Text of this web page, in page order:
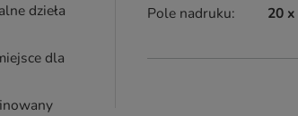
dzieła
dla
Pole nadruku
20